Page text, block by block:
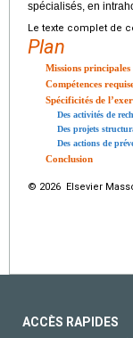
spécialisés, en
Le texte complet de
Plan
Missions principales
Compétences
Spécificités de
Des activités de
Des projets
Des actions de
Conclusion
© 2026 Elsevier
ACCÈS RAPIDES